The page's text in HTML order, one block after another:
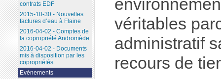
véritables
administratif
recours de
contrats EDF
2015-10-30 - Nouvelles
factures d’eau à Flaine
2016-04-02 - Comptes de
la copropriété Andromède
2016-04-02 - Documents
mis à disposition par les
copropriétés
Evènements